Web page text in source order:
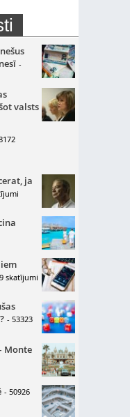
-
valsts
ja
skatījumi
- 53323
Monte
- 50926